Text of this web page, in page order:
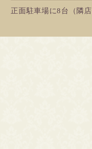
正面駐車場に8台（隣